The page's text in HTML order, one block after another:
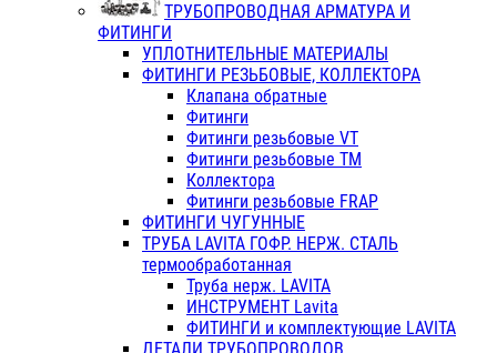
ТРУБОПРОВОДНАЯ АРМАТУРА И
ФИТИНГИ
УПЛОТНИТЕЛЬНЫЕ МАТЕРИАЛЫ
ФИТИНГИ РЕЗЬБОВЫЕ, КОЛЛЕКТОРА
Клапана обратные
Фитинги
Фитинги резьбовые VT
Фитинги резьбовые ТМ
Коллектора
Фитинги резьбовые FRAP
ФИТИНГИ ЧУГУННЫЕ
ТРУБА LAVITA ГОФР. НЕРЖ. СТАЛЬ
термообработанная
Труба нерж. LAVITA
ИНСТРУМЕНТ Lavita
ФИТИНГИ и комплектующие LAVITA